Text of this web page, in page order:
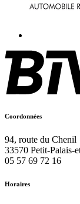
Coordonnées
94, route du Chenil
33570 Petit-Palais-
05 57 69 72 16
Horaires